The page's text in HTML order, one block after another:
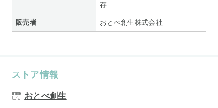
存
販売者 おとべ創生株式会社
ストア情報
おとべ創生